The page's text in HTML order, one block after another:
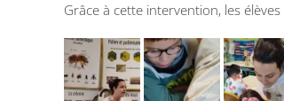
Grâce à cette intervention, les